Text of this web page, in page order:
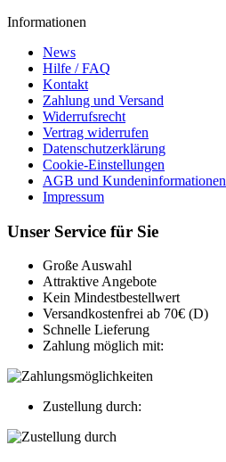
Informationen
News
Hilfe / FAQ
Kontakt
Zahlung und Versand
Widerrufsrecht
Vertrag widerrufen
Datenschutzerklärung
Cookie-Einstellungen
AGB und Kundeninformationen
Impressum
Unser Service für Sie
Große Auswahl
Attraktive Angebote
Kein Mindestbestellwert
Versandkostenfrei ab 70€ (D)
Schnelle Lieferung
Zahlung möglich mit:
Zustellung durch: